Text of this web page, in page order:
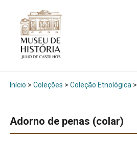
Início > Coleções > Coleção Etnológica >
Adorno de penas (colar)